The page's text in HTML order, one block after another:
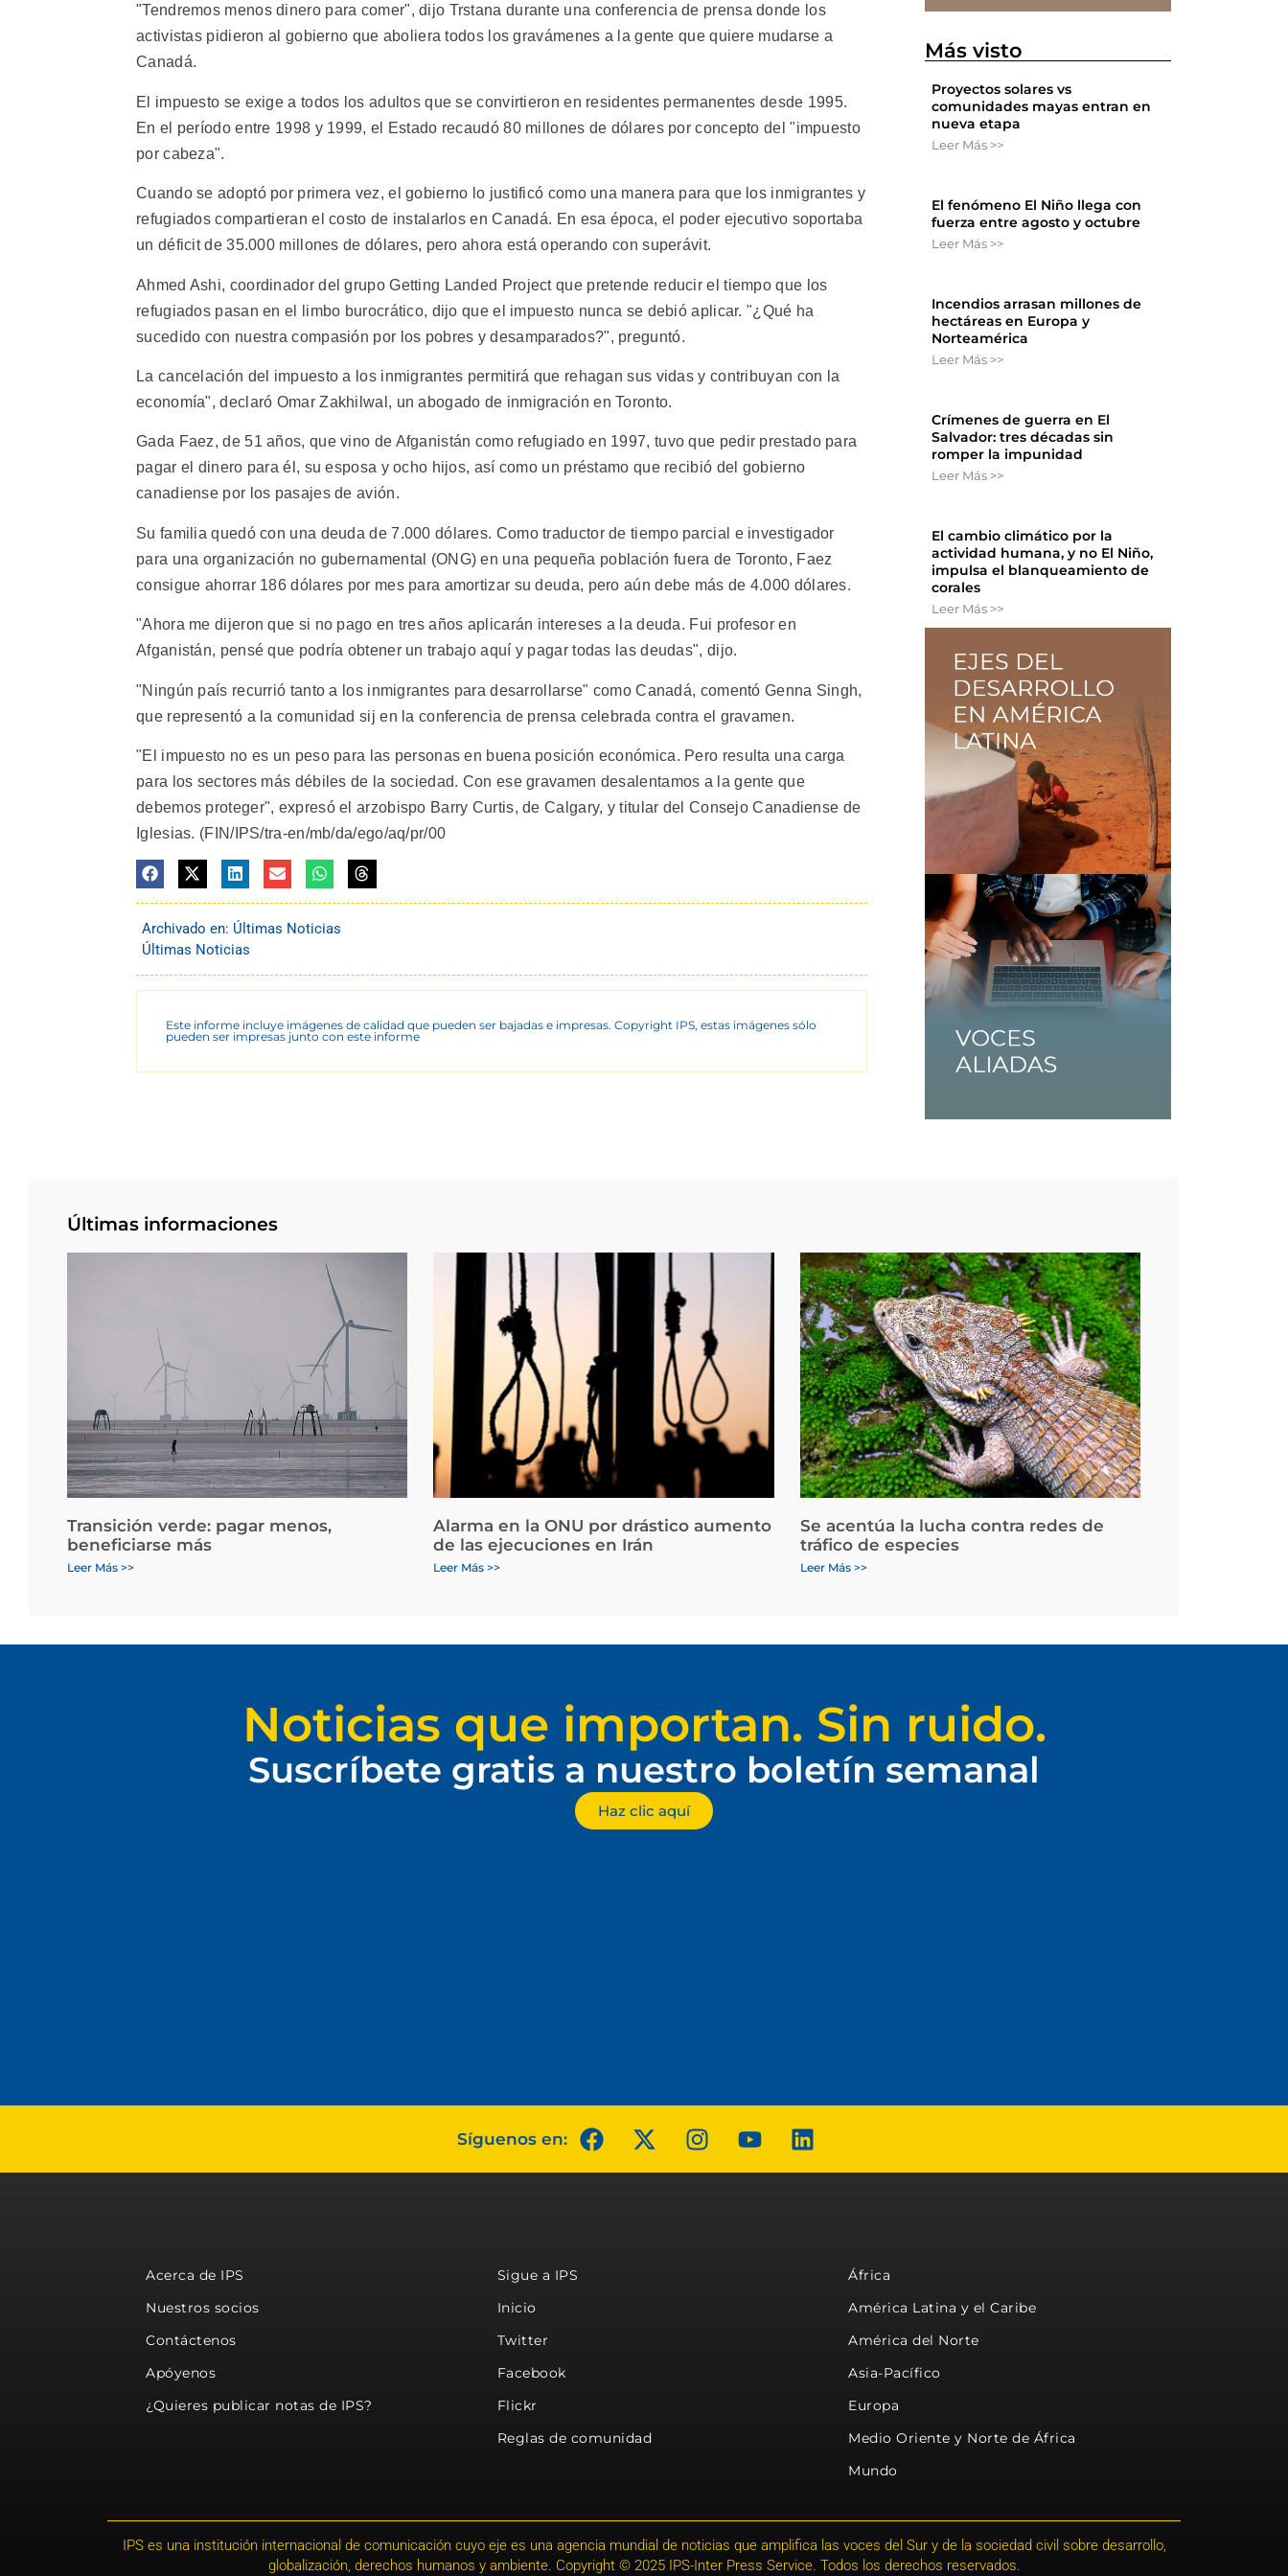
"Tendremos menos dinero para comer", dijo Trstana durante una conferencia de prensa donde los
activistas pidieron al gobierno que aboliera todos los gravámenes a la gente que quiere mudarse a
Canadá.
El impuesto se exige a todos los adultos que se convirtieron en residentes permanentes desde 1995.
En el período entre 1998 y 1999, el Estado recaudó 80 millones de dólares por concepto del "impuesto
por cabeza".
Cuando se adoptó por primera vez, el gobierno lo justificó como una manera para que los inmigrantes y
refugiados compartieran el costo de instalarlos en Canadá. En esa época, el poder ejecutivo soportaba
un déficit de 35.000 millones de dólares, pero ahora está operando con superávit.
Ahmed Ashi, coordinador del grupo Getting Landed Project que pretende reducir el tiempo que los
refugiados pasan en el limbo burocrático, dijo que el impuesto nunca se debió aplicar. "¿Qué ha
sucedido con nuestra compasión por los pobres y desamparados?", preguntó.
La cancelación del impuesto a los inmigrantes permitirá que rehagan sus vidas y contribuyan con la
economía", declaró Omar Zakhilwal, un abogado de inmigración en Toronto.
Gada Faez, de 51 años, que vino de Afganistán como refugiado en 1997, tuvo que pedir prestado para
pagar el dinero para él, su esposa y ocho hijos, así como un préstamo que recibió del gobierno
canadiense por los pasajes de avión.
Su familia quedó con una deuda de 7.000 dólares. Como traductor de tiempo parcial e investigador
para una organización no gubernamental (ONG) en una pequeña población fuera de Toronto, Faez
consigue ahorrar 186 dólares por mes para amortizar su deuda, pero aún debe más de 4.000 dólares.
"Ahora me dijeron que si no pago en tres años aplicarán intereses a la deuda. Fui profesor en
Afganistán, pensé que podría obtener un trabajo aquí y pagar todas las deudas", dijo.
"Ningún país recurrió tanto a los inmigrantes para desarrollarse" como Canadá, comentó Genna Singh,
que representó a la comunidad sij en la conferencia de prensa celebrada contra el gravamen.
"El impuesto no es un peso para las personas en buena posición económica. Pero resulta una carga
para los sectores más débiles de la sociedad. Con ese gravamen desalentamos a la gente que
debemos proteger", expresó el arzobispo Barry Curtis, de Calgary, y titular del Consejo Canadiense de
Iglesias. (FIN/IPS/tra-en/mb/da/ego/aq/pr/00
Archivado en: Últimas Noticias
Últimas Noticias
Este informe incluye imágenes de calidad que pueden ser bajadas e impresas. Copyright IPS, estas imágenes sólo
pueden ser impresas junto con este informe
Más visto
Proyectos solares vs
comunidades mayas entran en
nueva etapa
Leer Más >>
El fenómeno El Niño llega con
fuerza entre agosto y octubre
Leer Más >>
Incendios arrasan millones de
hectáreas en Europa y
Norteamérica
Leer Más >>
Crímenes de guerra en El
Salvador: tres décadas sin
romper la impunidad
Leer Más >>
El cambio climático por la
actividad humana, y no El Niño,
impulsa el blanqueamiento de
corales
Leer Más >>
Últimas informaciones
Transición verde: pagar menos,
beneficiarse más
Leer Más >>
Alarma en la ONU por drástico aumento
de las ejecuciones en Irán
Leer Más >>
Se acentúa la lucha contra redes de
tráfico de especies
Leer Más >>
Noticias que importan. Sin ruido.
Suscríbete gratis a nuestro boletín semanal
Haz clic aquí
Síguenos en:
Acerca de IPS
Nuestros socios
Contáctenos
Apóyenos
¿Quieres publicar notas de IPS?
Sigue a IPS
Inicio
Twitter
Facebook
Flickr
Reglas de comunidad
África
América Latina y el Caribe
América del Norte
Asia-Pacífico
Europa
Medio Oriente y Norte de África
Mundo
IPS es una institución internacional de comunicación cuyo eje es una agencia mundial de noticias que amplifica las voces del Sur y de la sociedad civil sobre desarrollo,
globalización, derechos humanos y ambiente. Copyright © 2025 IPS-Inter Press Service. Todos los derechos reservados.